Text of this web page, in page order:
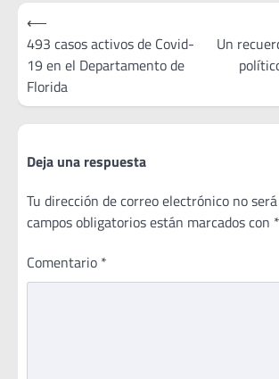
Navegación
de
entradas
⟵
493 casos activos de Covid-
19 en el Departamento de
Florida
Un
Deja una respuesta
Tu dirección de correo electrónico no
campos obligatorios están marcados con *
Comentario *